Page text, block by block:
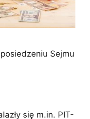
Sejmu
się m.in. PIT-